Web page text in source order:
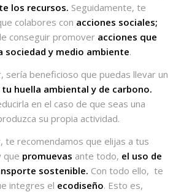
los recursos. Seguidamente, te
colabores con acciones sociales;
conseguir promover acciones que
sociedad y medio ambiente.
sería beneficioso que puedas llevar un
huella ambiental y de carbono.
en el caso de que seas una
su propia actividad.
te recomendamos que elijas a tus
que promuevas ante todo, el uso de
sostenible. Con todo ello, te
integres el ecodiseño. Esto es,